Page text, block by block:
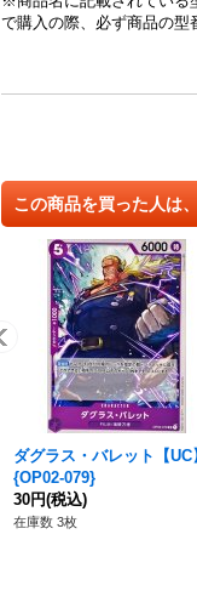
で購入の際、必ず商品の型
この商品を買った人は
ダグラス・バレット【UC
{OP02-079}
30円(税込)
在庫数 3枚